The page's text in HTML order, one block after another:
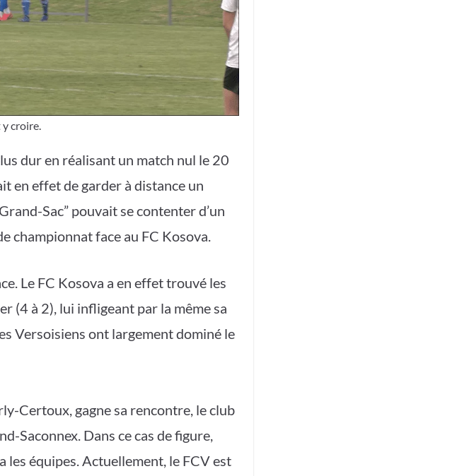
croire.
dur en réalisant un match nul le 20
en effet de garder à distance un
Sac” pouvait se contenter d’un
championnat face au FC Kosova.
Le FC Kosova a en effet trouvé les
(4 à 2), lui infligeant par la même sa
Versoisiens ont largement dominé le
Certoux, gagne sa rencontre, le club
Saconnex. Dans ce cas de figure,
les équipes. Actuellement, le FCV est